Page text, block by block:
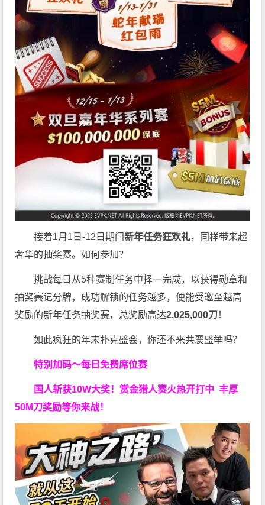
接着1月1日-12日期间新年任务狂欢礼，同样带来超
奢华的抽奖赛。如何参加？
挑战每日从5种赛制任务中择一完成，以获得勋章和
抽奖赛记分牌，成功解锁的任务越多，便能受邀至越高
奖励的新年任务抽奖赛，总奖励高达2,025,000刀！
如此疯狂的年末扑克盛会，你还不来共襄盛举吗？
特别加码～每日免费席位赛
国人斩获10W大奖！ 赏金猎人赛火热开打中 丰厚
50M刀奖励等你来战！